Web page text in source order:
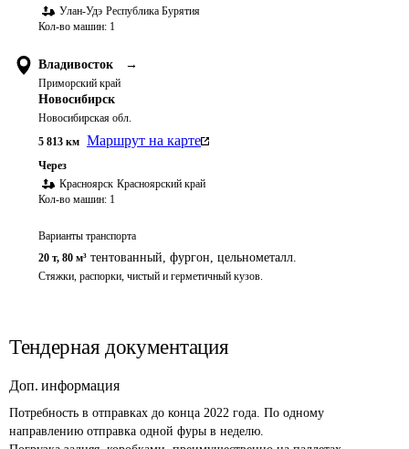
Улан-Удэ Республика Бурятия
Кол-во машин: 1
Владивосток →
Приморский край
Новосибирск
Новосибирская обл.
5 813 км Маршрут на карте
Через
Красноярск Красноярский край
Кол-во машин: 1
Варианты транспорта
20 т, 80 м³ тентованный, фургон, цельнометалл.
Стяжки, распорки, чистый и герметичный кузов.
Тендерная документация
Доп. информация
Потребность в отправках до конца 2022 года. По одному
направлению отправка одной фуры в неделю.